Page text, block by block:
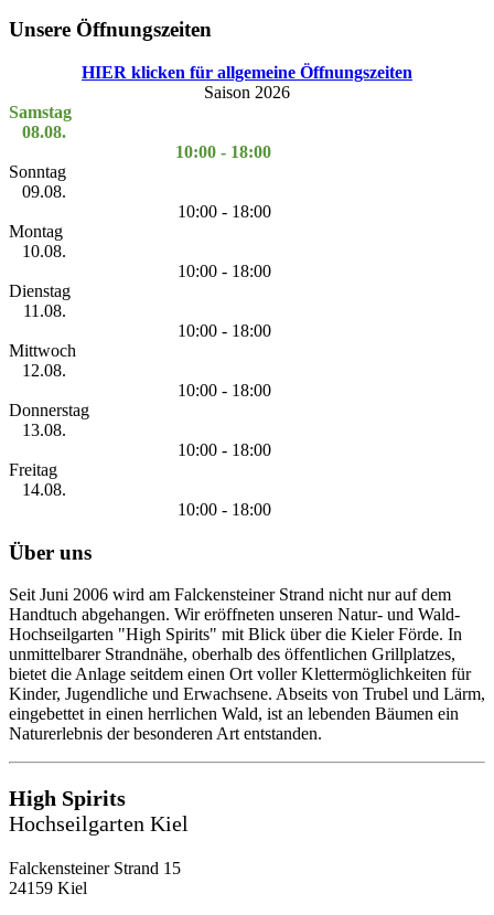
Unsere Öffnungszeiten
HIER klicken für allgemeine Öffnungszeiten
Saison 2026
Samstag
08.08.
10:00 - 18:00
Sonntag
09.08.
10:00 - 18:00
Montag
10.08.
10:00 - 18:00
Dienstag
11.08.
10:00 - 18:00
Mittwoch
12.08.
10:00 - 18:00
Donnerstag
13.08.
10:00 - 18:00
Freitag
14.08.
10:00 - 18:00
Über uns
Seit Juni 2006 wird am Falckensteiner Strand nicht nur auf dem
Handtuch abgehangen. Wir eröffneten unseren Natur- und Wald-
Hochseilgarten "High Spirits" mit Blick über die Kieler Förde. In
unmittelbarer Strandnähe, oberhalb des öffentlichen Grillplatzes,
bietet die Anlage seitdem einen Ort voller Klettermöglichkeiten für
Kinder, Jugendliche und Erwachsene. Abseits von Trubel und Lärm,
eingebettet in einen herrlichen Wald, ist an lebenden Bäumen ein
Naturerlebnis der besonderen Art entstanden.
High Spirits
Hochseilgarten Kiel
Falckensteiner Strand 15
24159 Kiel